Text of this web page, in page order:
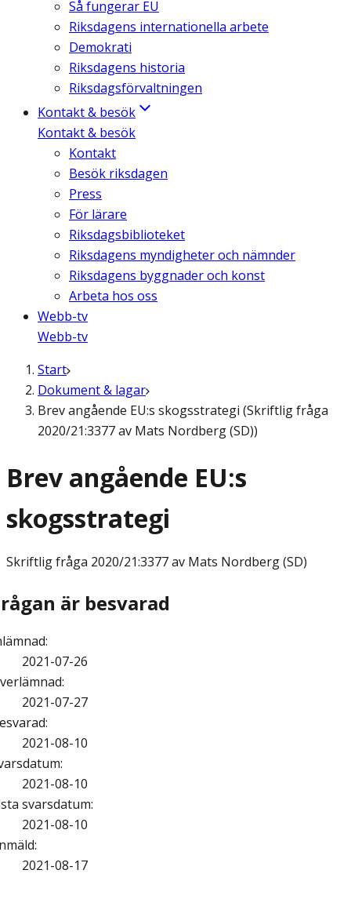
Så fungerar EU
Riksdagens internationella arbete
Demokrati
Riksdagens historia
Riksdagsförvaltningen
Kontakt & besök
Kontakt & besök
Kontakt
Besök riksdagen
Press
För lärare
Riksdagsbiblioteket
Riksdagens myndigheter och nämnder
Riksdagens byggnader och konst
Arbeta hos oss
Webb-tv
Webb-tv
Start
Dokument & lagar
Brev angående EU:s skogsstrategi (Skriftlig fråga
2020/21:3377 av Mats Nordberg (SD))
Brev angående EU:s
skogsstrategi
Skriftlig fråga 2020/21:3377 av Mats Nordberg (SD)
är besvarad
:
2021-07-26
:
2021-07-27
:
2021-08-10
:
2021-08-10
svarsdatum:
2021-08-10
:
2021-08-17